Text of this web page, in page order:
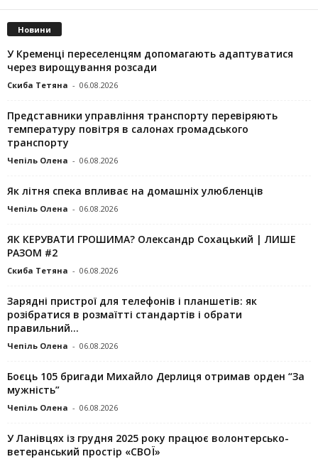
Новини
У Кременці переселенцям допомагають адаптуватися
через вирощування розсади
Скиба Тетяна - 06.08.2026
Представники управління транспорту перевіряють
температуру повітря в салонах громадського
транспорту
Чепіль Олена - 06.08.2026
Як літня спека впливає на домашніх улюбленців
Чепіль Олена - 06.08.2026
ЯК КЕРУВАТИ ГРОШИМА? Олександр Сохацький | ЛИШЕ
РАЗОМ #2
Скиба Тетяна - 06.08.2026
Зарядні пристрої для телефонів і планшетів: як
розібратися в розмаїтті стандартів і обрати
правильний...
Чепіль Олена - 06.08.2026
Боєць 105 бригади Михайло Дерлиця отримав орден “За
мужність”
Чепіль Олена - 06.08.2026
У Ланівцях із грудня 2025 року працює волонтерсько-
ветеранський простір «СВОЇ»